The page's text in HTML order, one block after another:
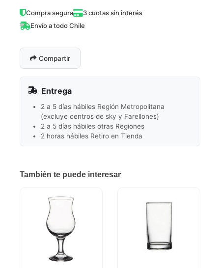
Compra segura
3 cuotas sin interés
Envío a todo Chile
Compartir
Entrega
2 a 5 días hábiles Región Metropolitana
(excluye centros de sky y Farellones)
2 a 5 días hábiles otras Regiones
2 horas hábiles Retiro en Tienda
También te puede interesar